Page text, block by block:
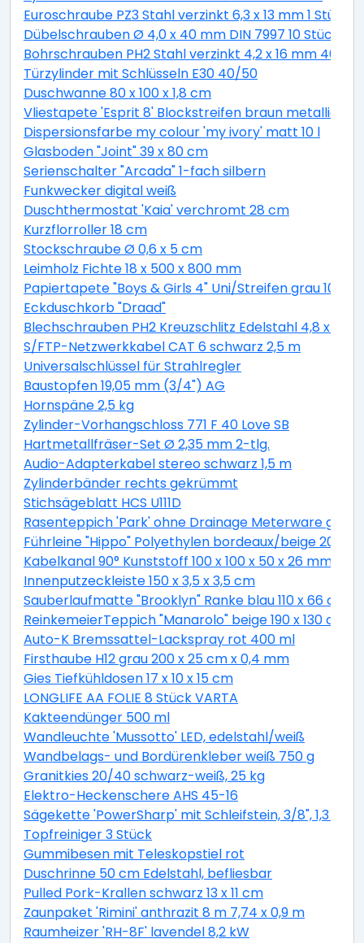
Euroschraube PZ3 Stahl verzinkt 6,3 x 13 mm 1 Stück
Dübelschrauben Ø 4,0 x 40 mm DIN 7997 10 Stück
Bohrschrauben PH2 Stahl verzinkt 4,2 x 16 mm 40
Türzylinder mit Schlüsseln E30 40/50
Duschwanne 80 x 100 x 1,8 cm
Vliestapete 'Esprit 8' Blockstreifen braun metallic
Dispersionsfarbe my colour 'my ivory' matt 10 l
Glasboden "Joint" 39 x 80 cm
Serienschalter "Arcada" 1-fach silbern
Funkwecker digital weiß
Duschthermostat 'Kaia' verchromt 28 cm
Kurzflorroller 18 cm
Stockschraube Ø 0,6 x 5 cm
Leimholz Fichte 18 x 500 x 800 mm
Papiertapete "Boys & Girls 4" Uni/Streifen grau 10,05
Eckduschkorb "Draad"
Blechschrauben PH2 Kreuzschlitz Edelstahl 4,8 x 19
S/FTP-Netzwerkkabel CAT 6 schwarz 2,5 m
Universalschlüssel für Strahlregler
Baustopfen 19,05 mm (3/4") AG
Hornspäne 2,5 kg
Zylinder-Vorhangschloss 771 F 40 Love SB
Hartmetallfräser-Set Ø 2,35 mm 2-tlg.
Audio-Adapterkabel stereo schwarz 1,5 m
Zylinderbänder rechts gekrümmt
Stichsägeblatt HCS U111D
Rasenteppich 'Park' ohne Drainage Meterware
Führleine "Hippo" Polyethylen bordeaux/beige 200
Kabelkanal 90° Kunststoff 100 x 100 x 50 x 26 mm
Innenputzeckleiste 150 x 3,5 x 3,5 cm
Sauberlaufmatte "Brooklyn" Ranke blau 110 x 66 cm
ReinkemeierTeppich "Manarolo" beige 190 x 130 cm
Auto-K Bremssattel-Lackspray rot 400 ml
Firsthaube H12 grau 200 x 25 cm x 0,4 mm
Gies Tiefkühldosen 17 x 10 x 15 cm
LONGLIFE AA FOLIE 8 Stück VARTA
Kakteendünger 500 ml
Wandleuchte 'Mussotto' LED, edelstahl/weiß
Wandbelags- und Bordürenkleber weiß 750 g
Granitkies 20/40 schwarz-weiß, 25 kg
Elektro-Heckenschere AHS 45-16
Sägekette 'PowerSharp' mit Schleifstein, 3/8", 1,3
Topfreiniger 3 Stück
Gummibesen mit Teleskopstiel rot
Duschrinne 50 cm Edelstahl, befliesbar
Pulled Pork-Krallen schwarz 13 x 11 cm
Zaunpaket 'Rimini' anthrazit 8 m 7,74 x 0,9 m
Raumheizer 'RH-8F' lavendel 8,2 kW